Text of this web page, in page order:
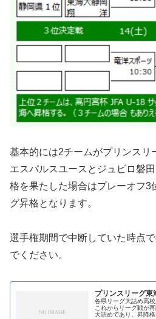
基本的には2チームがプリンスリ
エスパルスユースとジュビロ磐
格を果たした場合はプレーオフ3
グ昇格となります。
選手権期間で中断していた時点
でください。
プリンスリーグ
各県リーグ大詰め高
これからリーグ戦が
大詰めであり、昇降